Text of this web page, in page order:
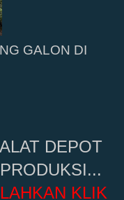
GALON DI
DEPOT
KLIK